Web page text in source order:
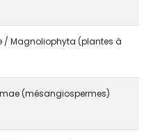
/ Magnoliophyta (plantes à
(mésangiospermes)